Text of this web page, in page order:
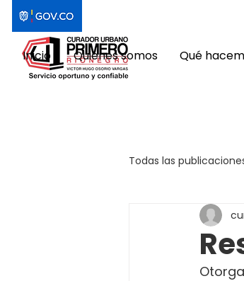
Inicio Quiénes somos Qué
Todas las